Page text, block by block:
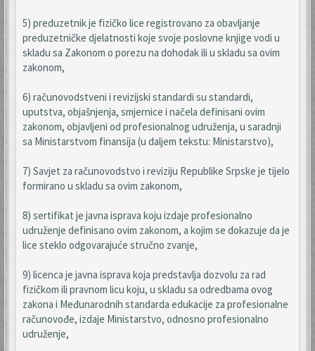
5) preduzetnik je fizičko lice registrovano za obavljanje
preduzetničke djelatnosti koje svoje poslovne knjige vodi u
skladu sa Zakonom o porezu na dohodak ili u skladu sa ovim
zakonom,
6) računovodstveni i revizijski standardi su standardi,
uputstva, objašnjenja, smjernice i načela definisani ovim
zakonom, objavljeni od profesionalnog udruženja, u saradnji
sa Ministarstvom finansija (u daljem tekstu: Ministarstvo),
7) Savjet za računovodstvo i reviziju Republike Srpske je tijelo
formirano u skladu sa ovim zakonom,
8) sertifikat je javna isprava koju izdaje profesionalno
udruženje definisano ovim zakonom, a kojim se dokazuje da je
lice steklo odgovarajuće stručno zvanje,
9) licenca je javna isprava koja predstavlja dozvolu za rad
fizičkom ili pravnom licu koju, u skladu sa odredbama ovog
zakona i Međunarodnih standarda edukacije za profesionalne
računovođe, izdaje Ministarstvo, odnosno profesionalno
udruženje,